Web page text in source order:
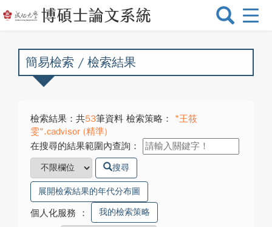
選
換
簡易檢索 / 檢索結果
檢索結果：共53筆資料 檢索策略：
"王筱
雯".cadvisor (精準)
在搜尋的結果範圍內查詢：
搜尋
展開檢索結果的年代分布圖
個人化服務 ： 我的檢索策略